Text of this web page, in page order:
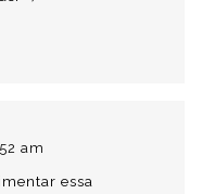
am
essa